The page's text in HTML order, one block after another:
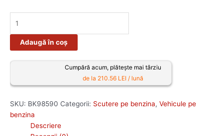
Adaugă în coș
Cumpără acum, plătește mai târziu
de la 210.56 LEI / lună
SKU: BK98590 Categorii: Scutere pe benzina, Vehicule pe
benzina
Descriere